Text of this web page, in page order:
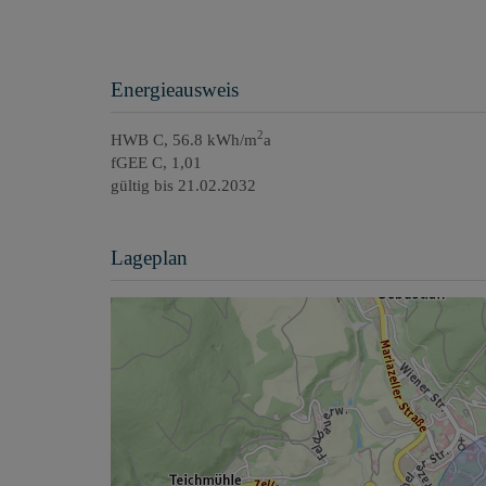
Energieausweis
HWB C, 56.8 kWh/m2a
fGEE C, 1,01
gültig bis 21.02.2032
Lageplan